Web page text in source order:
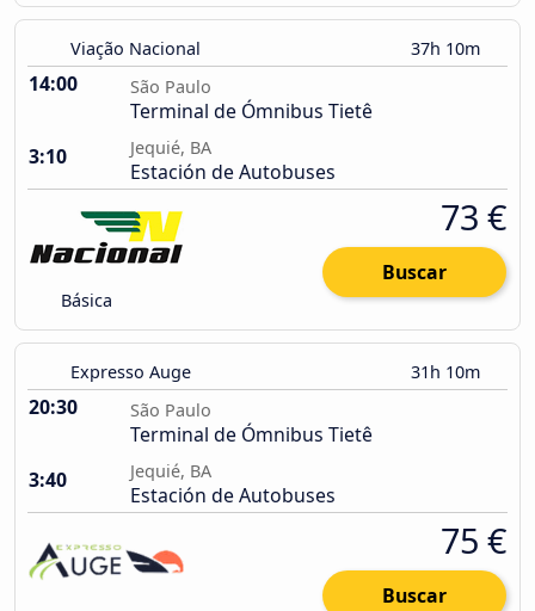
Viação Nacional 37h 10m
14:00 São Paulo
Terminal de Ómnibus Tietê
3:10
Jequié, BA
Estación de Autobuses
Básica
73 €
Buscar
Expresso Auge 31h 10m
20:30 São Paulo
Terminal de Ómnibus Tietê
3:40
Jequié, BA
Estación de Autobuses
75 €
Buscar